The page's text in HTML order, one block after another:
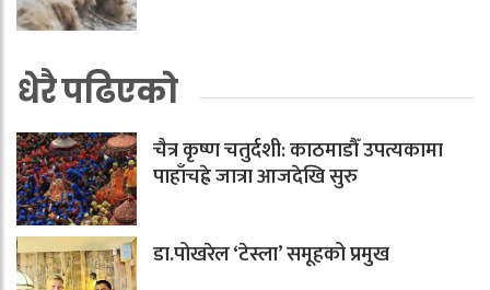
धेरै पढिएको
चैत्र कृष्ण चतुर्दशी: काठमाडौँ उपत्यकामा
पाहाँचह्रे जात्रा आजदेखि सुरु
डा.पोखरेल ‘टेस्ला’ समूहको प्रमुख